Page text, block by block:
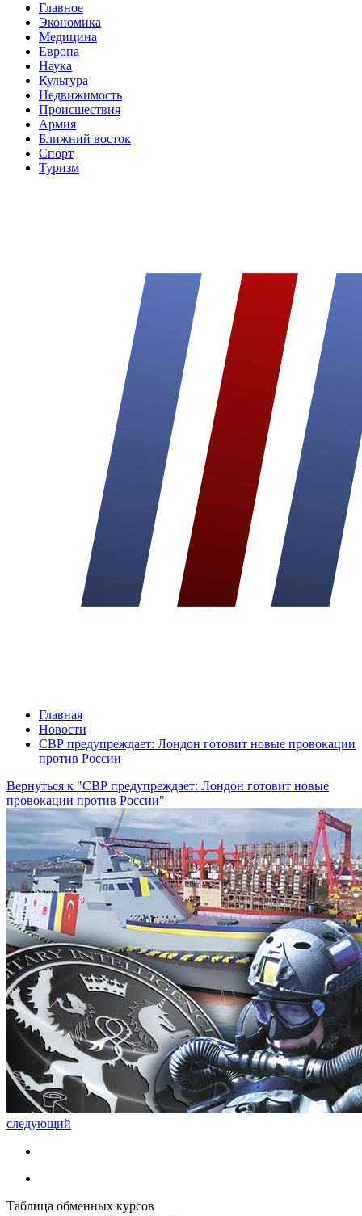
Главное
Экономика
Медицина
Европа
Наука
Культура
Недвижимость
Происшествия
Армия
Ближний восток
Спорт
Туризм
Главная
Новости
СВР предупреждает: Лондон готовит новые провокации
против России
Вернуться к "СВР предупреждает: Лондон готовит новые
провокации против России"
следующий
Таблица обменных курсов